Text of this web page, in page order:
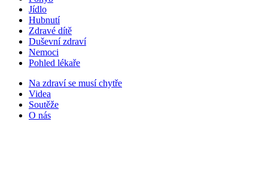
Jídlo
Hubnutí
Zdravé dítě
Duševní zdraví
Nemoci
Pohled lékaře
Na zdraví se musí chytře
Videa
Soutěže
O nás